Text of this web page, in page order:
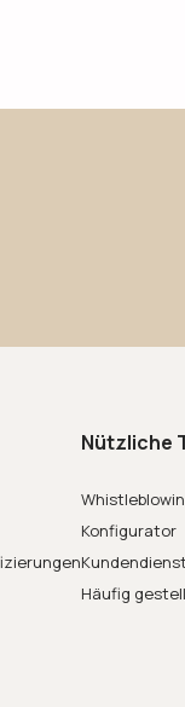
Nützliche
Konfigurator
Kundendienst
Häufig